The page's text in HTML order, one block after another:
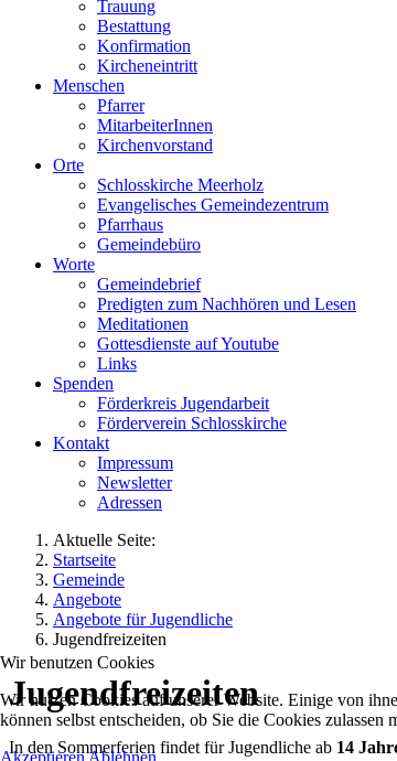
Trauung
Bestattung
Konfirmation
Kircheneintritt
Menschen
Pfarrer
MitarbeiterInnen
Kirchenvorstand
Orte
Schlosskirche Meerholz
Evangelisches Gemeindezentrum
Pfarrhaus
Gemeindebüro
Worte
Gemeindebrief
Predigten zum Nachhören und Lesen
Meditationen
Gottesdienste auf Youtube
Links
Spenden
Förderkreis Jugendarbeit
Förderverein Schlosskirche
Kontakt
Impressum
Newsletter
Adressen
Aktuelle Seite:
Startseite
Gemeinde
Angebote
Angebote für Jugendliche
Jugendfreizeiten
Jugendfreizeiten
In den Sommerferien findet für Jugendliche ab 14
Wir benutzen Cookies
Wir nutzen Cookies auf unserer Website. Einige von
können selbst entscheiden, ob Sie die Cookies
AkzeptierenAblehnen